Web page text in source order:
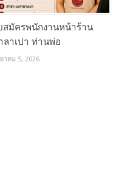
สมัครพนักงานหน้าร้าน
ลาเปา ท่านพ่อ
าคม 5, 2026